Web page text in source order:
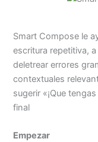
Smart Compose le
escritura repetitiva,
deletrear errores
contextuales
sugerir «¡Que
final
Empezar